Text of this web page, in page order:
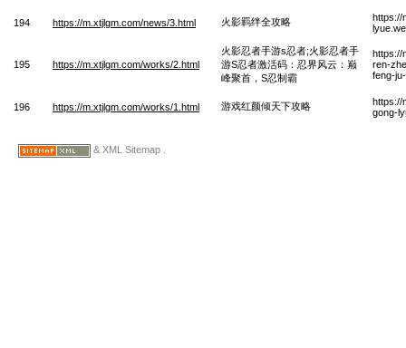
194 https://m.xtjlgm.com/news/3.html 火影羁绊全攻略
https://
195 https://m.xtjlgm.com/works/2.html
火影忍者手游s忍者;火影忍者手
游S忍者激活码：忍界风云：巅
峰聚首，S忍制霸
https://
ren-
feng-
196 https://m.xtjlgm.com/works/1.html 游戏红颜倾天下攻略
https://
gong-
& XML Sitemap .